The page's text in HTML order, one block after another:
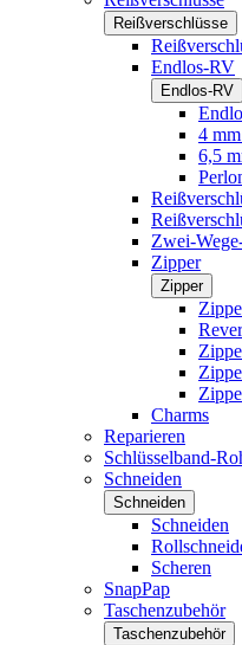
Reißverschlüsse
Endlos-RV
Endlos-RV
4
6,5
Zwei-
Zipper
Zipper
Charms
Reparieren
Schlüsselband-
Schneiden
Schneiden
Schneiden
Scheren
SnapPap
Taschenzubehör
Taschenzubehör